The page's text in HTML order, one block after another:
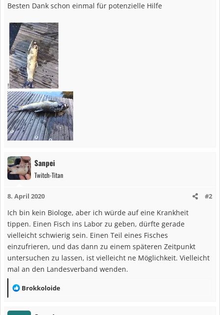
Besten Dank schon einmal für potenzielle Hilfe
!
Sanpei
Twitch-Titan
8. April 2020 #2
Ich bin kein Biologe, aber ich würde auf eine Krankheit
tippen. Einen Fisch ins Labor zu geben, dürfte gerade
vielleicht schwierig sein. Einen Teil eines Fisches
einzufrieren, und das dann zu einem späteren Zeitpunkt
untersuchen zu lassen, ist vielleicht ne Möglichkeit. Vielleicht
mal an den Landesverband wenden.
R
a
Brokkoloide